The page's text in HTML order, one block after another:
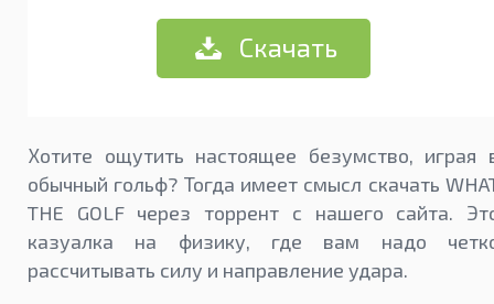
Скачать
Хотите ощутить настоящее безумство, играя
обычный гольф? Тогда имеет смысл скачать
THE GOLF через торрент с нашего сайта.
казуалка на физику, где вам надо
рассчитывать силу и направление удара.